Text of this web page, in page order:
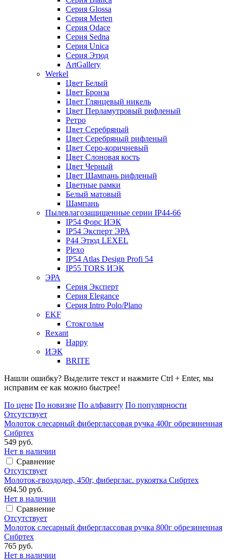
Серия Glossa
Серия Merten
Серия Odace
Серия Sedna
Серия Unica
Серия Этюд
ArtGallery
Werkel
Цвет Белый
Цвет Бронза
Цвет Глянцевый никель
Цвет Перламутровый рифленый
Ретро
Цвет Серебряный
Цвет Серебряный рифленый
Цвет Серо-коричневый
Цвет Слоновая кость
Цвет Черный
Цвет Шампань рифленый
Цветные рамки
Белый матовый
Шампань
Пылевлагозащищенные серии IP44-66
IP54 Форс ИЭК
IP54 Эксперт ЭРА
P44 Этюд LEXEL
Plexo
IP54 Atlas Design Profi 54
IP55 TORS ИЭК
ЭРА
Серия Эксперт
Серия Elegance
Серия Intro Polo/Plano
EKF
Стокгольм
Rexant
Happy
ИЭК
BRITE
Нашли ошибку? Выделите текст и нажмите Ctrl + Enter, мы
исправим ее как можно быстрее!
По цене По новизне По алфавиту По популярности
Отсутствует
Молоток слесарный фиберглассовая ручка 400г обрезиненная
Сибртех
549 руб.
Нет в наличии
Сравнение
Отсутствует
Молоток-гвоздодер, 450г, фиберглас. рукоятка Сибртех
694.50 руб.
Нет в наличии
Сравнение
Отсутствует
Молоток слесарный фиберглассовая ручка 800г обрезиненная
Сибртех
765 руб.
Нет в наличии